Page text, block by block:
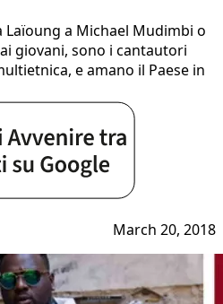
Laïoung a Michael Mudimbi o
giovani, sono i cantautori
e amano il Paese in
March 20, 2018